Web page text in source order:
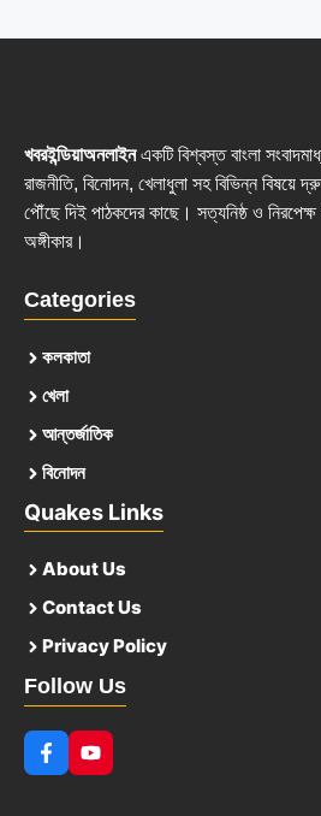
খবরইন্ডিয়াঅনলাইনএকটি বিশ্বস্ত বাংলা
রাজনীতি, বিনোদন, খেলাধুলা সহ বিভিন্ন
পৌঁছে দিই পাঠকদের কাছে। সত্যনিষ্ঠ ও নিরপেক্ষ
অঙ্গীকার।
Categories
কলকাতা
খেলা
আন্তর্জাতিক
বিনোদন
Quakes Links
About Us
Contact Us
Privacy Policy
Follow Us